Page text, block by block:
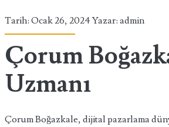
Mitigation
Tarih: Ocak 26, 2024 Yazar:admin
Çorum
Uzmanı
Çorum Boğazkale, dijital pazarlama